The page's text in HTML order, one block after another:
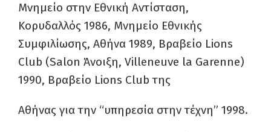
Μνημείο στην Εθνική Αντίσταση,
Κορυδαλλός 1986, Μνημείο Εθνικής
Συμφιλίωσης, Αθήνα 1989, Βραβείο Lions
Club (Salon Άνοιξη, Villeneuve la Garenne)
1990, Βραβείο Lions Club της
Αθήνας για την “υπηρεσία στην τέχνη” 1998.